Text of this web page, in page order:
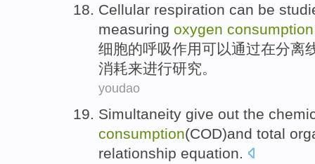
Cellular respiration can be
measuring oxygen consumption
细胞的呼吸作用可以通过在分离
消耗来进行研究 。
youdao
Simultaneity give out the
consumption(COD)and total
relationship equation.